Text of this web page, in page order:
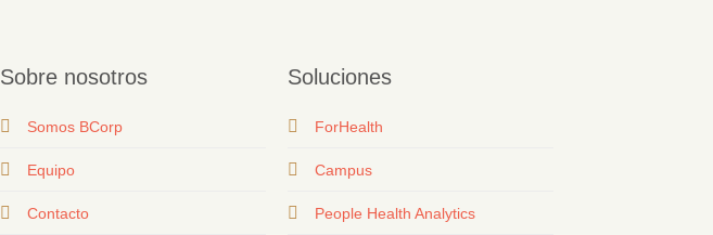
Sobre nosotros
Somos BCorp
Equipo
Contacto
Soluciones
ForHealth
Campus
People Health Analytics